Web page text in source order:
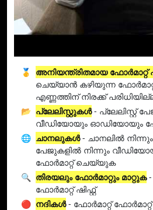
🥇 അനിയന്ത്രിതമായ ഫോർമാറ്റ്
ചെയ്യാൻ കഴിയുന്ന ഫോർമാറ്റ്
എണ്ണത്തിന് നിരക്ക്
📂 പ്ലേലിസ്റ്റുകൾ- പ്ലേലിസ്റ്റ്
വീഡിയോയും ഓഡിയോയും
🌐 ചാനലുകൾ- ചാനലിൽ
പേജുകളിൽ നിന്നും
ഫോർമാറ്റ് ചെയ്യുക
🔍 തിരയലും ഫോർമാറ്റും മാറ്റുക-
ഫോർമാറ്റ് ഷിഫ്റ്റ്
🔴 നദികള്‍- ഫോര്‍മാറ്റ്